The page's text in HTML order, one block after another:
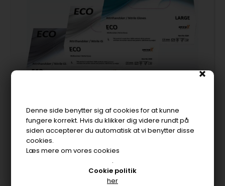
Cookie politik
Denne side benytter sig af cookies for at kunne
fungere korrekt. Hvis du klikker dig videre rundt på
siden accepterer du automatisk at vi benytter disse
cookies.
Læs mere om vores cookies
her
.
Industri / Produktion / Rengøring